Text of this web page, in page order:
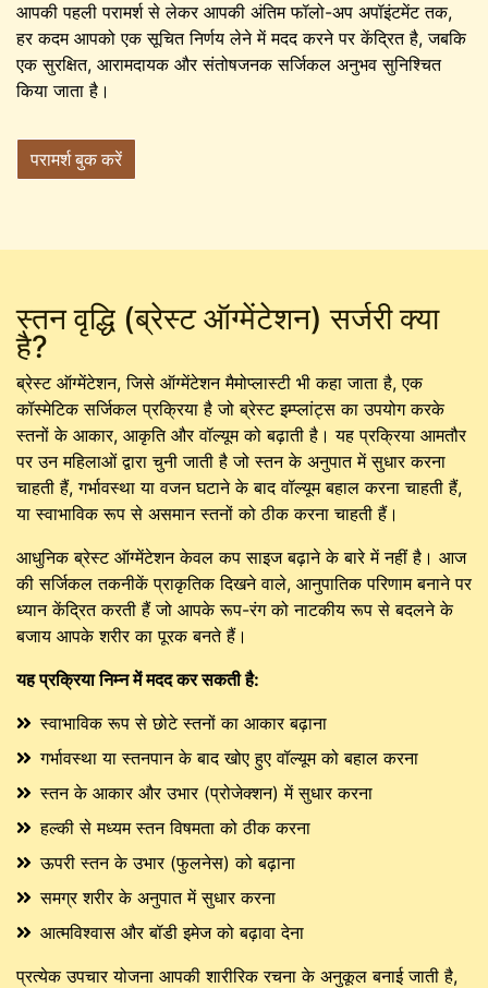
आपकी पहली परामर्श से लेकर आपकी अंतिम फॉलो-अप अपॉइंटमेंट तक,
हर कदम आपको एक सूचित निर्णय लेने में मदद करने पर केंद्रित है, जबकि
एक सुरक्षित, आरामदायक और संतोषजनक सर्जिकल अनुभव सुनिश्चित
किया जाता है।
परामर्श बुक करें
स्तन वृद्धि (ब्रेस्ट ऑग्मेंटेशन) सर्जरी क्या
है?
ब्रेस्ट ऑग्मेंटेशन, जिसे ऑग्मेंटेशन मैमोप्लास्टी भी कहा जाता है, एक
कॉस्मेटिक सर्जिकल प्रक्रिया है जो ब्रेस्ट इम्प्लांट्स का उपयोग करके
स्तनों के आकार, आकृति और वॉल्यूम को बढ़ाती है। यह प्रक्रिया आमतौर
पर उन महिलाओं द्वारा चुनी जाती है जो स्तन के अनुपात में सुधार करना
चाहती हैं, गर्भावस्था या वजन घटाने के बाद वॉल्यूम बहाल करना चाहती हैं,
या स्वाभाविक रूप से असमान स्तनों को ठीक करना चाहती हैं।
आधुनिक ब्रेस्ट ऑग्मेंटेशन केवल कप साइज बढ़ाने के बारे में नहीं है। आज
की सर्जिकल तकनीकें प्राकृतिक दिखने वाले, आनुपातिक परिणाम बनाने पर
ध्यान केंद्रित करती हैं जो आपके रूप-रंग को नाटकीय रूप से बदलने के
बजाय आपके शरीर का पूरक बनते हैं।
यह प्रक्रिया निम्न में मदद कर सकती है:
स्वाभाविक रूप से छोटे स्तनों का आकार बढ़ाना
गर्भावस्था या स्तनपान के बाद खोए हुए वॉल्यूम को बहाल करना
स्तन के आकार और उभार (प्रोजेक्शन) में सुधार करना
हल्की से मध्यम स्तन विषमता को ठीक करना
ऊपरी स्तन के उभार (फुलनेस) को बढ़ाना
समग्र शरीर के अनुपात में सुधार करना
आत्मविश्वास और बॉडी इमेज को बढ़ावा देना
प्रत्येक उपचार योजना आपकी शारीरिक रचना के अनुकूल बनाई जाती है,